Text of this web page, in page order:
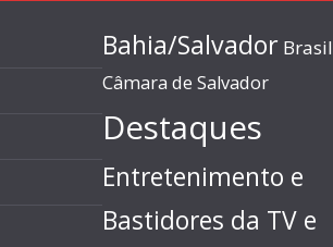
Bahia/Salvador Brasil
Câmara de Salvador
Destaques
Entretenimento e
Bastidores da TV e